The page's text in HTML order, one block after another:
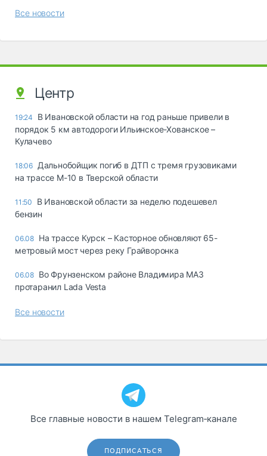
Все новости
Центр
19:24
В Ивановской области на год раньше привели в
порядок 5 км автодороги Ильинское-Хованское –
Кулачево
18:06 Дальнобойщик погиб в ДТП с тремя грузовиками
на трассе М-10 в Тверской области
11:50
В Ивановской области за неделю подешевел
бензин
06.08 На трассе Курск – Касторное обновляют 65-
метровый мост через реку Грайворонка
06.08 Во Фрунзенском районе Владимира МАЗ
протаранил Lada Vesta
Все новости
Все главные новости в нашем Telegram‑канале
ПОДПИСАТЬСЯ